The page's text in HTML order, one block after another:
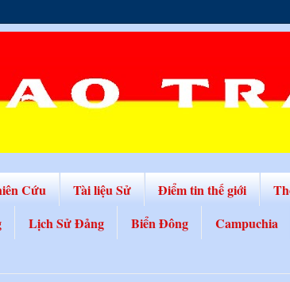
Cứu Tài liệu Sử Điểm tin thế giới
Lịch Sử Đảng Biển Đông Campuchia